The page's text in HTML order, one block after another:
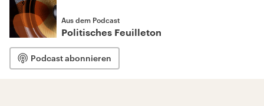
Aus dem Podcast
Politisches Feuilleton
Podcast abonnieren